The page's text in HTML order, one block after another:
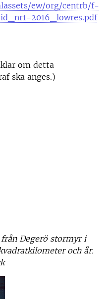
ew/org/centrb/f-
2016_lowres.pdf
om detta
ska anges.)
Degerö stormyr i
och år.